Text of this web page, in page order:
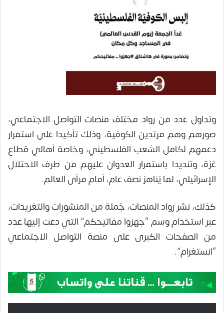
وتداول عدد من رواد مختلف منصات التواصل الاجتماعي،
صورهم وهم مرتدين الكوفية، وذلك تأكيدا على استمرار
دعمهم لكامل الشعب الفلسطيني، وخاصة أهالي قطاع
غزة، وتنديدا باستمرار العدوان عليهم من طرف الاحتلال
الإسرائيلي، لما يُناهز نصف عام، أمام مرأى العالم.
كذلك، نشر رواد المنصات، جُملة من المنشورات والتغريدات،
عبر استخدام وسم “جهزوا مفاتيحكم” التي دعت إليها عدد
من الصفحات الكبرى على منصة التواصل الاجتماعي
“انستغرام”.